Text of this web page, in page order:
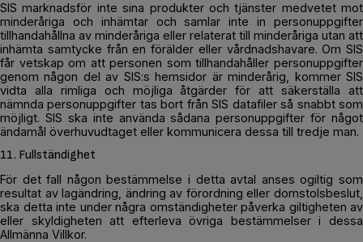
SIS marknadsför inte sina produkter och tjänster medvetet mot
minderåriga och inhämtar och samlar inte in personuppgifter
tillhandahållna av minderåriga eller relaterat till minderåriga utan att
inhämta samtycke från en förälder eller vårdnadshavare. Om SIS
får vetskap om att personen som tillhandahåller personuppgifter
genom någon del av SIS:s hemsidor är minderårig, kommer SIS
vidta alla rimliga och möjliga åtgärder för att säkerställa att
nämnda personuppgifter tas bort från SIS datafiler så snabbt som
möjligt. SIS ska inte använda sådana personuppgifter för något
ändamål överhuvudtaget eller kommunicera dessa till tredje man.
11. Fullständighet
För det fall någon bestämmelse i detta avtal anses ogiltig som
resultat av lagändring, ändring av förordning eller domstolsbeslut,
ska detta inte under några omständigheter påverka giltigheten av
eller skyldigheten att efterleva övriga bestämmelser i dessa
Allmänna Villkor.